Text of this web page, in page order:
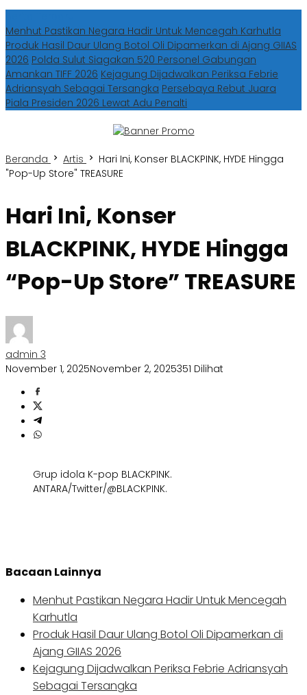
Menhut Pastikan Negara Hadir Untuk Mencegah Karhutla
Produk Hasil Daur Ulang Botol Oli Dipamerkan di Ajang GIIAS
2026 Polda Sulut Siagakan 520 Personel Gabungan
Amankan TIFF 2026 Kejagung Dijadwalkan Periksa Febrie
Adriansyah Sebagai Tersangka Persebaya Rebut Juara
Piala Presiden 2026 Lewat Adu Penalti
Beranda Artis
Hari Ini, Konser BLACKPINK, HYDE Hingga
"Pop-Up Store" TREASURE
Hari Ini, Konser
BLACKPINK, HYDE Hingga
“Pop-Up Store” TREASURE
admin 3
November 1, 2025November 2, 2025351 Dilihat
Grup idola K-pop BLACKPINK.
ANTARA/Twitter/@BLACKPINK.
Bacaan Lainnya
Menhut Pastikan Negara Hadir Untuk Mencegah
Karhutla
Produk Hasil Daur Ulang Botol Oli Dipamerkan di
Ajang GIIAS 2026
Kejagung Dijadwalkan Periksa Febrie Adriansyah
Sebagai Tersangka